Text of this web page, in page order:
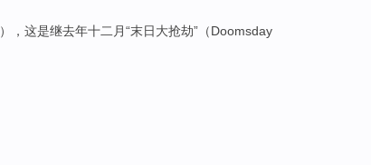
），这是继去年十二月“末日大抢劫”（Doomsday